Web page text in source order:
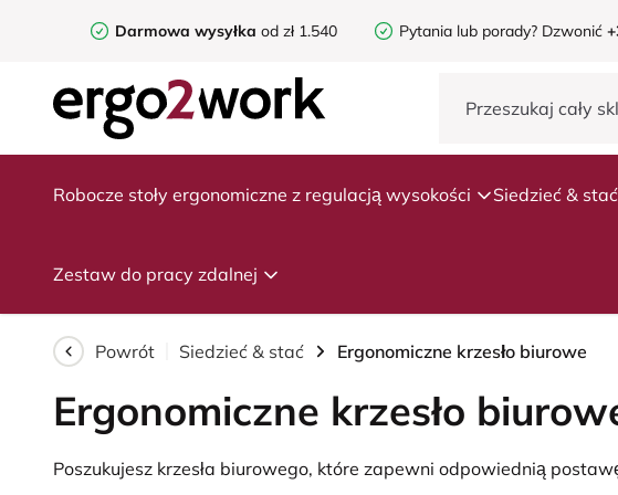
Darmowa wysyłka od zł 1.540 Pytania lub porady? Dzwonić
Robocze stoły ergonomiczne z regulacją wysokości Siedzieć & stać
Zestaw do pracy zdalnej
Powrót Siedzieć & stać Ergonomiczne krzesło biurowe
Ergonomiczne krzesło
Poszukujesz krzesła biurowego, które zapewni odpowiednią